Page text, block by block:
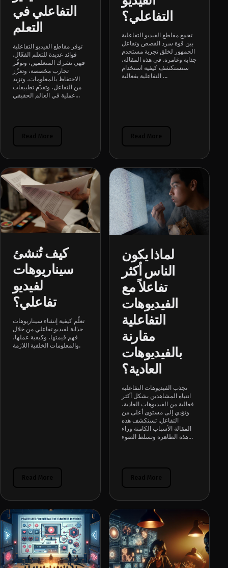
التفاعلي في
التعلم
توفر مقاطع الفيديو التفاعلية
فوائد عديدة للتعلم الفعّال.
فهي تشرك المتعلمين، وتوفّر
تجارب مخصصة، وتعزّز
الاحتفاظ بالمعلومات، وتزيد
من التفاعل، وتقدّم تطبيقات
عملية في العالم الحقيقي...
التفاعلي؟
تجمع مقاطع الفيديو التفاعلية
بين قوة سرد القصص وتفاعل
الجمهور لخلق تجربة مستخدم
جذابة وغامرة. في هذه المقالة،
سنستكشف كيفية استخدام
التفاعلية بفعالية ...
كيف تُنشئ
سيناريوهات
لفيديو
تفاعلي؟
تعلّم كيفية إنشاء سيناريوهات
جذابة لفيديو تفاعلي من خلال
فهم قيمتها، وكيفية عملها،
والمعلومات الخلفية اللازمة.
لماذا يكون
الناس أكثر
تفاعلاً مع
الفيديوهات
التفاعلية
مقارنة
بالفيديوهات
العادية؟
تجذب الفيديوهات التفاعلية
انتباه المشاهدين بشكل أكثر
فعالية من الفيديوهات العادية،
وتؤدي إلى مستوى أعلى من
التفاعل. تستكشف هذه
المقالة الأسباب الكامنة وراء
هذه الظاهرة وتسلط الضوء...